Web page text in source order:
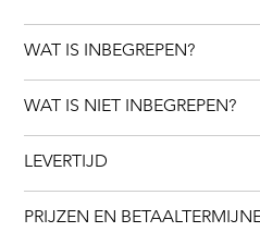
WAT IS INBEGREPEN?
WAT IS NIET INBEGREPEN?
LEVERTIJD
PRIJZEN EN